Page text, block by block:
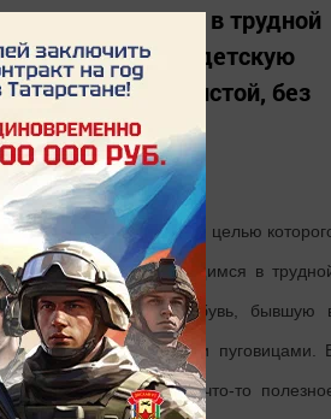
находящимся в трудной
взрослую и детскую
должна быть чистой, без
социальный магазин, целью
и лицам, находящимся в
и детскую одежду и обувь, бывшую
молниями и пуговицами.
одежда, обувь или что-то